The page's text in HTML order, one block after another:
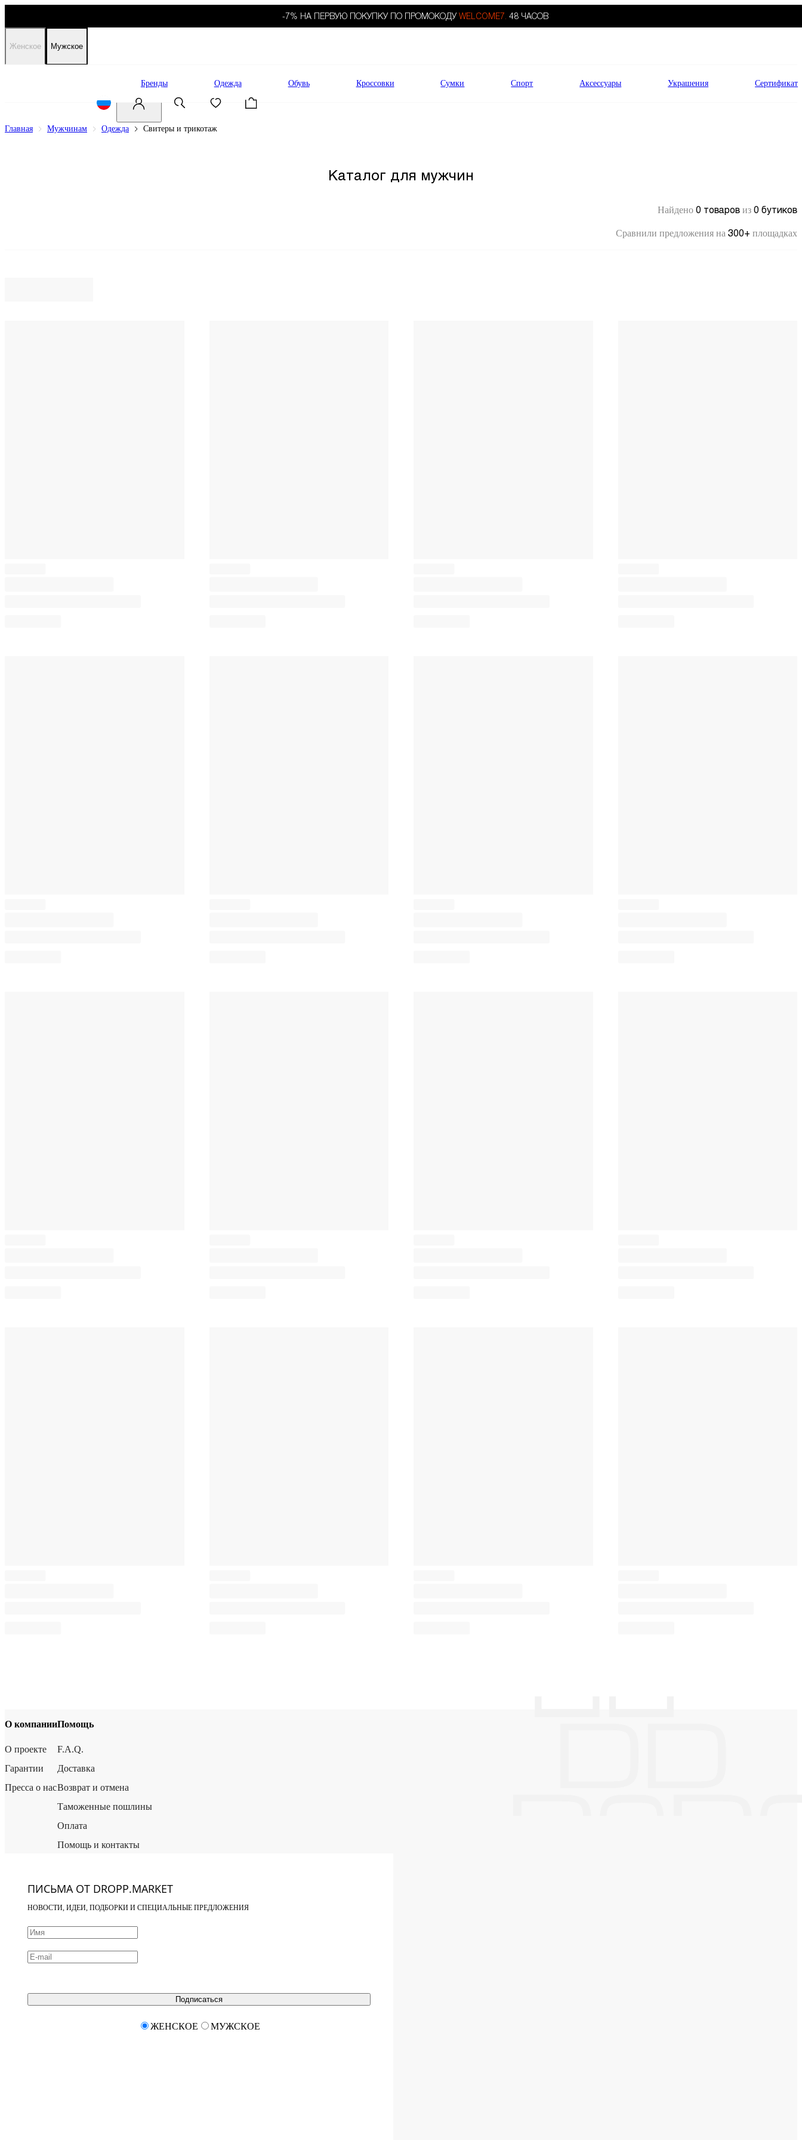
-7% НА ПЕРВУЮ ПОКУПКУ ПО ПРОМОКОДУ WELCOME7. 48 ЧАСОВ
Женское Мужское
Бренды Одежда Обувь Кроссовки Сумки Спорт Аксессуары Украшения Сертификат
Главная Мужчинам Одежда Свитеры и трикотаж
Каталог для мужчин
Найдено 0 товаров из 0 бутиков
Сравнили предложения на 300+ площадках
О компании
О проекте
Гарантии
Пресса о нас
Помощь
F.A.Q.
Доставка
Возврат и отмена
Таможенные пошлины
Оплата
Помощь и контакты
ПИСЬМА ОТ DROPP.MARKET
НОВОСТИ, ИДЕИ, ПОДБОРКИ И СПЕЦИАЛЬНЫЕ ПРЕДЛОЖЕНИЯ
Подписаться
ЖЕНСКОЕ МУЖСКОЕ